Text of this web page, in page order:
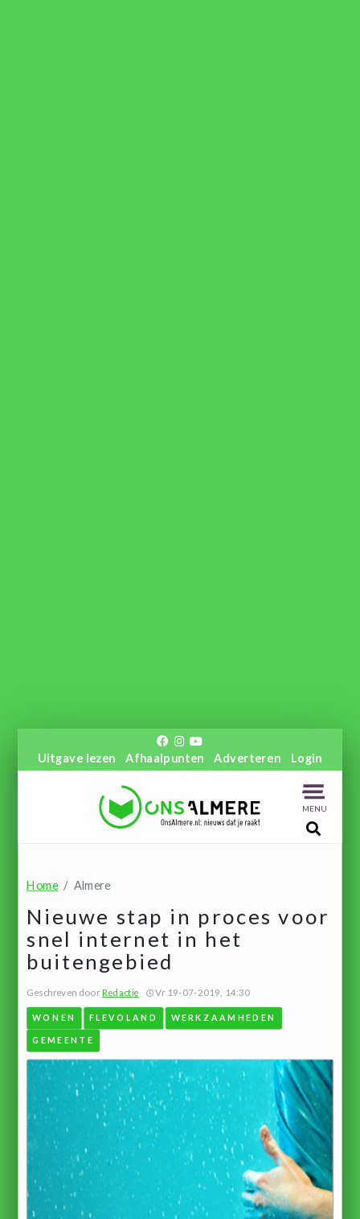
Uitgave lezen Afhaalpunten Adverteren Login
MENU
Home Almere
Nieuwe stap in proces voor
snel internet in het
buitengebied
Geschreven doorRedactie Vr 19-07-2019, 14:30
WONEN FLEVOLAND WERKZAAMHEDEN
GEMEENTE